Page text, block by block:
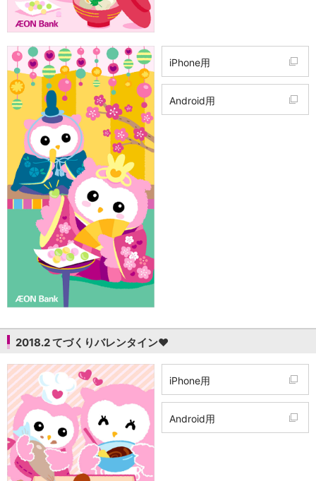
iPhone用
Android用
2018.2 てづくりバレンタイン♥
iPhone用
Android用